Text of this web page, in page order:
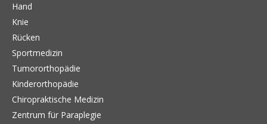
Hand
Knie
Rücken
Sportmedizin
Tumororthopädie
Kinderorthopädie
Chiropraktische Medizin
Zentrum für Paraplegie